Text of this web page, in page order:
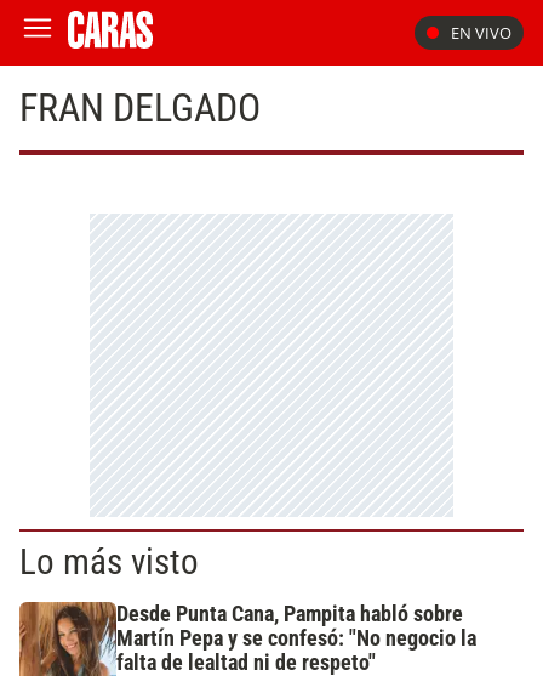
EN VIVO
FRAN DELGADO
Lo más visto
Desde Punta Cana, Pampita habló sobre
Martín Pepa y se confesó: "No negocio la
falta de lealtad ni de respeto"